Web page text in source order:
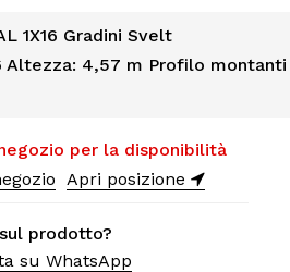
1X16 Gradini Svelt
Altezza: 4,57 m Profilo
per la disponibilità
Apri posizione
prodotto?
su WhatsApp